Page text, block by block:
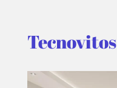
Tecnovitos